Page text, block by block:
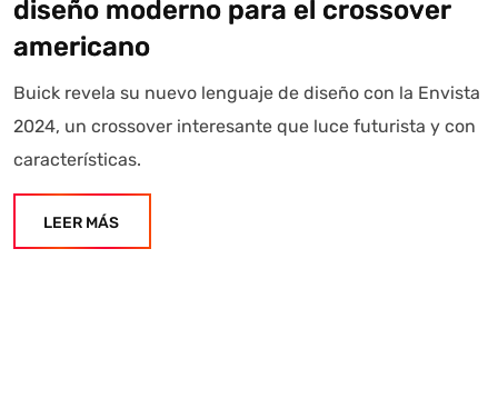
diseño moderno para el crossover
americano
Buick revela su nuevo lenguaje de diseño con la Envista
2024, un crossover interesante que luce futurista y con
características.
LEER MÁS